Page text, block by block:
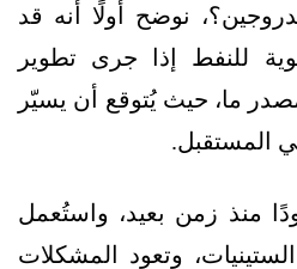
نوضح أولًا أنه قد
للنفط إذا جرى تطوير
ما، حيث يُتوقع أن يسيّر
المستقبل.
منذ زمن بعيد، واستُعمل
وتعود المشكلات